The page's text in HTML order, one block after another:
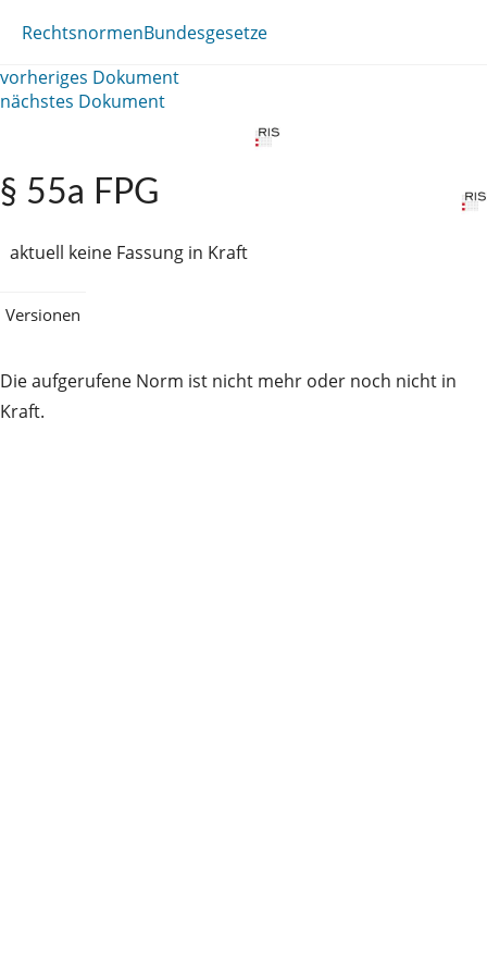
RechtsnormenBundesgesetze
vorheriges Dokument
nächstes Dokument
§ 55a FPG
aktuell keine Fassung in Kraft
Versionen
Die aufgerufene Norm ist nicht mehr oder noch nicht in
Kraft.